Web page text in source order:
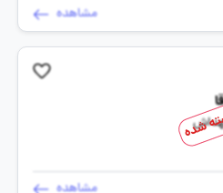
مشاهده
مشاهده
شده